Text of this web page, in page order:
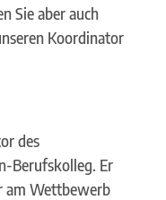
Sie aber auch
Koordinator
des
Berufskolleg. Er
am Wettbewerb